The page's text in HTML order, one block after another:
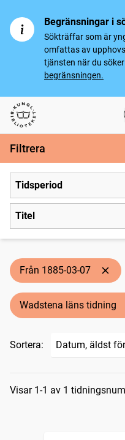
Begränsningar i
Sökträffar som är
omfattas av
tjänsten när du
begränsningen.
Svenska tidningar
Filtrera
Tidsperiod
Titel
Från 1885-03-07
Wadstena läns tidning
Sortera:
Visar 1-1 av 1